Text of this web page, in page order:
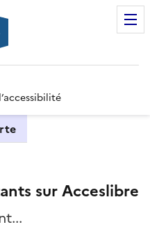
sur Acceslibre